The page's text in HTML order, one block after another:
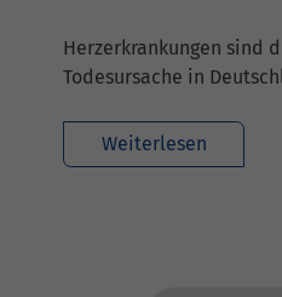
Herzerkrankungen sind
Todesursache in
Weiterlesen